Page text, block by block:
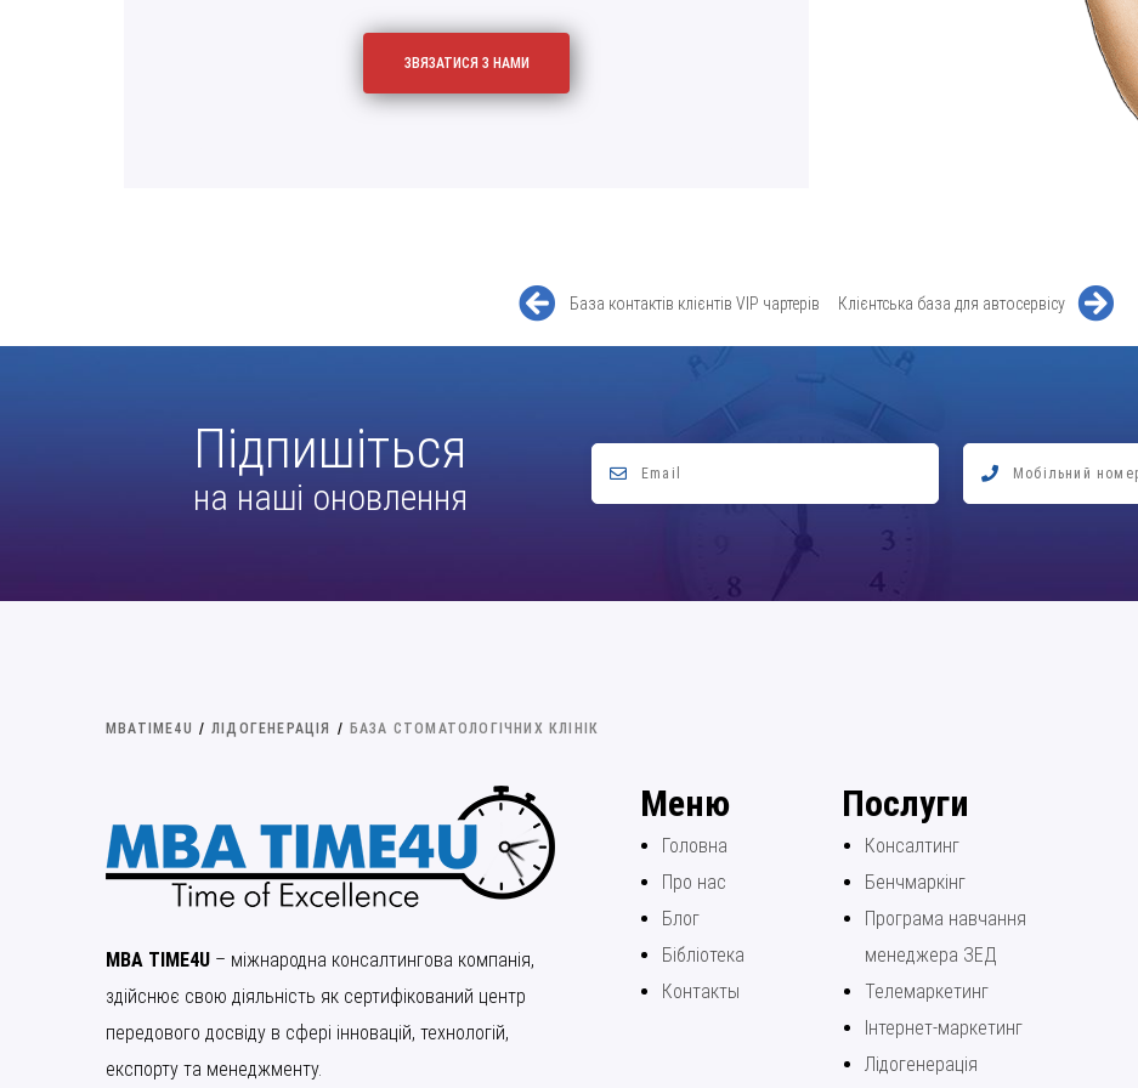
База контактів клієнтів VIP чартерів Клієнтська база для автосервісу
Підпишіться
на наші оновлення
MBATIME4U / ЛІДОГЕНЕРАЦІЯ / БАЗА СТОМАТОЛОГІЧНИХ КЛІНІК
MBA TIME4U – міжнародна консалтингова компанія,
здійснює свою діяльність як сертифікований центр
передового досвіду в сфері інновацій, технологій,
експорту та менеджменту.
Меню
Головна
Про нас
Блог
Бібліотека
Контакты
Послуги
Консалтинг
Бенчмаркінг
Програма навчання
менеджера ЗЕД
Телемаркетинг
Інтернет-маркетинг
Лідогенерація